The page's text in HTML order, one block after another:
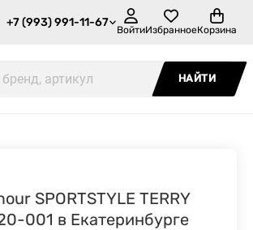
+7 (993) 991-11-67
ВойтиИзбранноеКорзина
НАЙТИ
SPORTSTYLE TERRY
001 в Екатеринбурге